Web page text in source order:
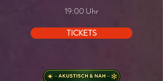
19:00 Uhr
TICKETS